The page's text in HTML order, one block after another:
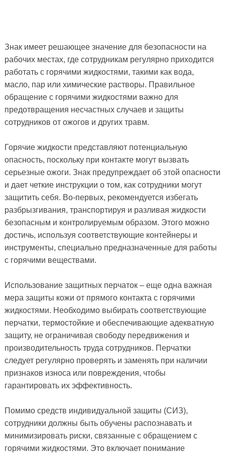
Знак имеет решающее значение для безопасности на
рабочих местах, где сотрудникам регулярно приходится
работать с горячими жидкостями, такими как вода,
масло, пар или химические растворы. Правильное
обращение с горячими жидкостями важно для
предотвращения несчастных случаев и защиты
сотрудников от ожогов и других травм.
Горячие жидкости представляют потенциальную
опасность, поскольку при контакте могут вызвать
серьезные ожоги. Знак предупреждает об этой опасности
и дает четкие инструкции о том, как сотрудники могут
защитить себя. Во-первых, рекомендуется избегать
разбрызгивания, транспортируя и разливая жидкости
безопасным и контролируемым образом. Этого можно
достичь, используя соответствующие контейнеры и
инструменты, специально предназначенные для работы
с горячими веществами.
Использование защитных перчаток – еще одна важная
мера защиты кожи от прямого контакта с горячими
жидкостями. Необходимо выбирать соответствующие
перчатки, термостойкие и обеспечивающие адекватную
защиту, не ограничивая свободу передвижения и
производительность труда сотрудников. Перчатки
следует регулярно проверять и заменять при наличии
признаков износа или повреждения, чтобы
гарантировать их эффективность.
Помимо средств индивидуальной защиты (СИЗ),
сотрудники должны быть обучены распознавать и
минимизировать риски, связанные с обращением с
горячими жидкостями. Это включает понимание